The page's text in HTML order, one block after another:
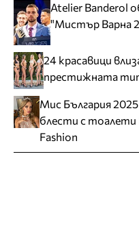
Atelier Banderol
"Мистър Варна
24 красавици
престижната
Мис България
блести с тоалети
Fashion